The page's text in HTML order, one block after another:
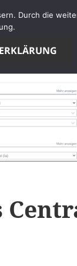
Durch die